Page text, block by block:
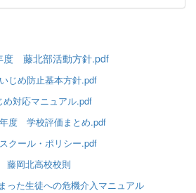
度 藤北部活動方針.pdf
じめ防止基本方針.pdf
め対応マニュアル.pdf
度 学校評価まとめ.pdf
クール・ポリシー.pdf
藤岡北高校校則
った生徒への危機介入マニュアル